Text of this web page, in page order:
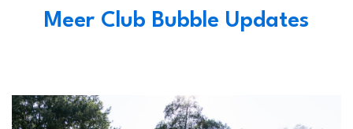
Meer Club Bubble Updates